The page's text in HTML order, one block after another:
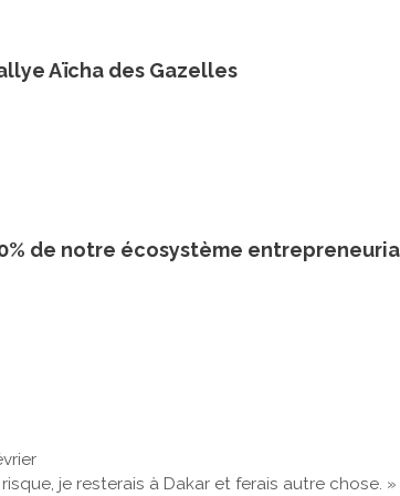
Aïcha des Gazelles
de notre écosystème
je resterais à Dakar et ferais autre chose. »